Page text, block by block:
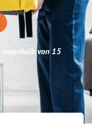
innerhalb von 15